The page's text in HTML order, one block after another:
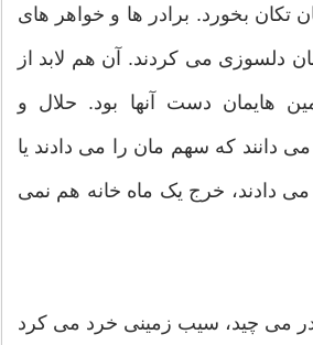
تکان بخورد. برادر ها و خواهر های
دلسوزی می کردند. آن هم لابد از
هایمان دست آنها بود. حلال و
دانند که سهم مان را می دادند یا
دادند، خرج یک ماه خانه هم نمی
می چید، سیب زمینی خرد می کرد